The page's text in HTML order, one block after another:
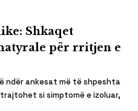
Shkaqet
për rritjen e
ndër ankesat më të shpeshta
si simptomë e izoluar,